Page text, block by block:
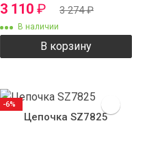
3 110 ₽ 3 274₽
В наличии
В корзину
Цепочка SZ7825
-6%